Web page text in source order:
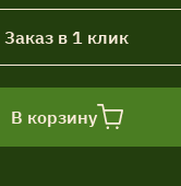
Заказ в 1 клик
В корзину